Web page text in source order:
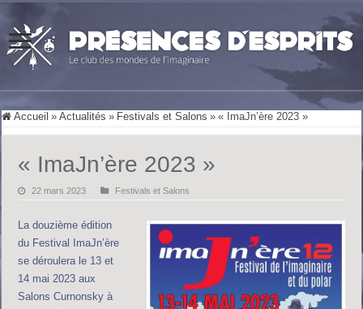
Accueil » Actualités » Festivals et Salons » « ImaJn’ère 2023 »
« ImaJn’ère 2023 »
22 mars 2023 Festivals et Salons
La douzième édition
du Festival ImaJn’ère
se déroulera le 13 et
14 mai 2023 aux
Salons Curnonsky à